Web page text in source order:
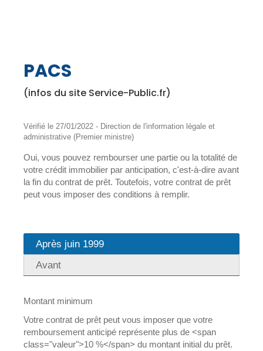
PACS
(infos du site Service-Public.fr)
Vérifié le 27/01/2022 - Direction de l'information légale et
administrative (Premier ministre)
Oui, vous pouvez rembourser une partie ou la totalité de
votre crédit immobilier par anticipation, c'est-à-dire avant
la fin du contrat de prêt. Toutefois, votre contrat de prêt
peut vous imposer des conditions à remplir.
Après juin 1999
Avant
Montant minimum
Votre contrat de prêt peut vous imposer que votre
remboursement anticipé représente plus de <span
class="valeur">10 %</span> du montant initial du prêt.